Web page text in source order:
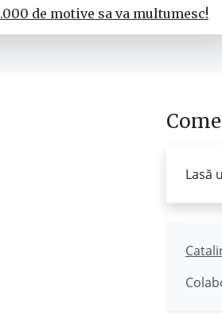
de motive sa va multumesc!
Lasă